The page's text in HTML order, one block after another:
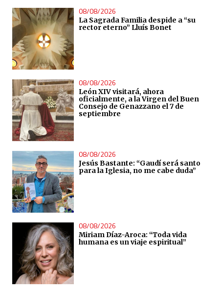
08/08/2026
La Sagrada Familia despide a “su
rector eterno” Lluís Bonet
08/08/2026
León XIV visitará, ahora
oficialmente, a la Virgen del Buen
Consejo de Genazzano el 7 de
septiembre
08/08/2026
Jesús Bastante: “Gaudí será santo
para la Iglesia, no me cabe duda”
08/08/2026
Miriam Díaz-Aroca: “Toda vida
humana es un viaje espiritual”